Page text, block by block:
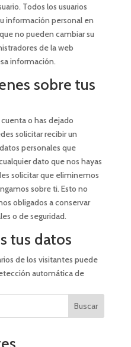
Todos los usuarios
información personal en
no pueden cambiar su
de la web
información.
sobre tus
o has dejado
solicitar recibir un
personales que
dato que nos hayas
solicitar que eliminemos
sobre ti. Esto no
obligados a conservar
o de seguridad.
tus datos
de los visitantes puede
automática de
Buscar